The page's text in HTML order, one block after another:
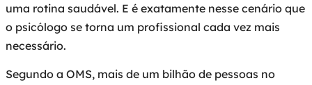
uma rotina saudável. E é exatamente nesse cenário que
o psicólogo se torna um profissional cada vez mais
necessário.
Segundo a OMS, mais de um bilhão de pessoas no